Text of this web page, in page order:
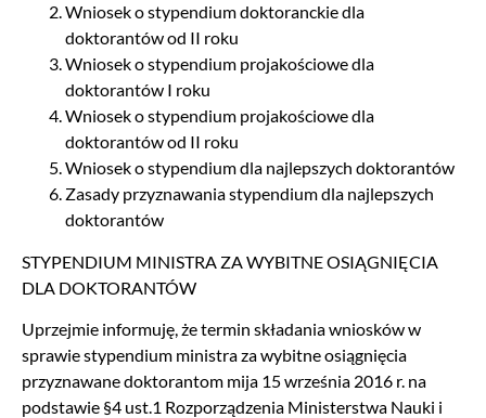
Wniosek o stypendium doktoranckie dla
doktorantów od II roku
Wniosek o stypendium projakościowe dla
doktorantów I roku
Wniosek o stypendium projakościowe dla
doktorantów od II roku
Wniosek o stypendium dla najlepszych doktorantów
Zasady przyznawania stypendium dla najlepszych
doktorantów
STYPENDIUM MINISTRA ZA WYBITNE OSIĄGNIĘCIA
DLA DOKTORANTÓW
Uprzejmie informuję, że termin składania wniosków w
sprawie stypendium ministra za wybitne osiągnięcia
przyznawane doktorantom mija 15 września 2016 r. na
podstawie §4 ust.1 Rozporządzenia Ministerstwa Nauki i